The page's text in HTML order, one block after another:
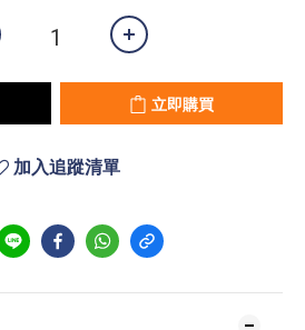
立即購買
加入追蹤清單